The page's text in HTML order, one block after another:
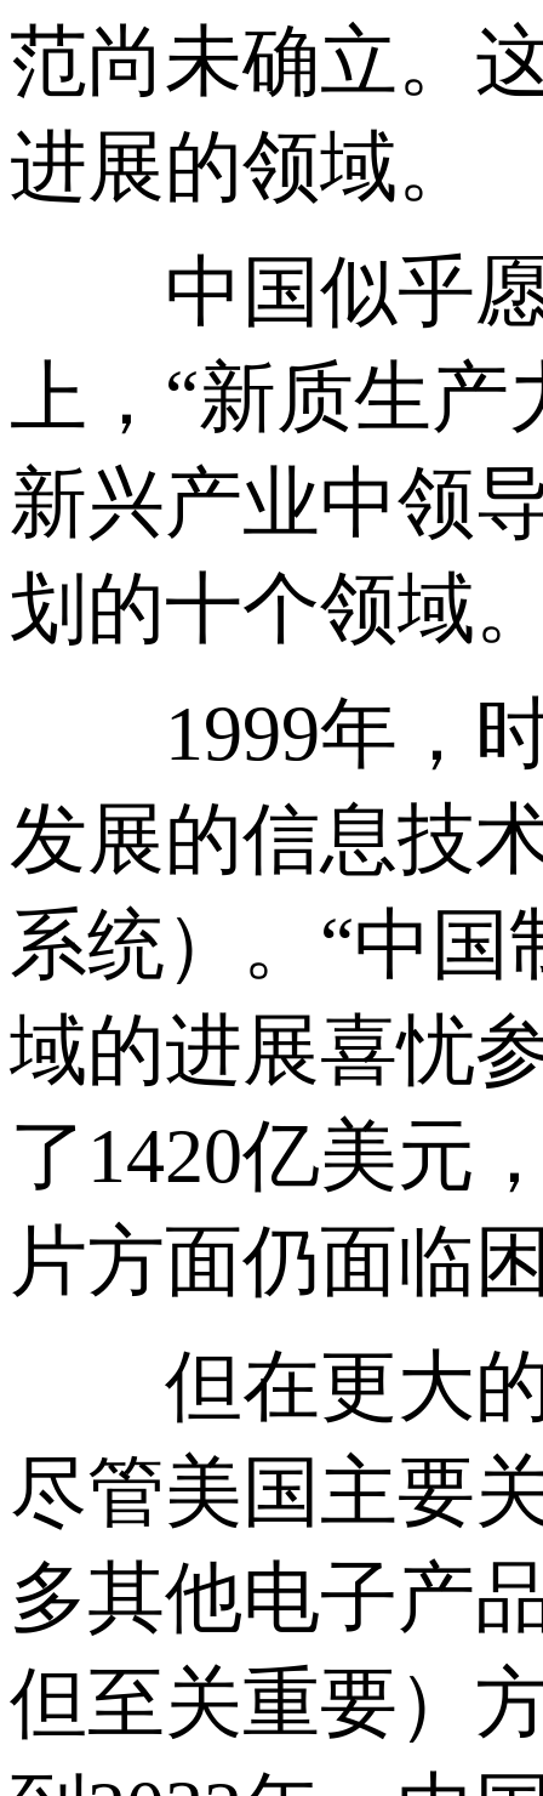
范尚未确立。
进展的领域。
中国似乎愿
上，“新质生产
新兴产业中领
划的十个领域
1999年，时
发展的信息技
系统）。“中
域的进展喜忧
了1420亿美元
片方面仍面临
但在更大的
尽管美国主要
多其他电子产
但至关重要）